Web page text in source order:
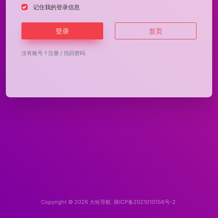
记住我的登录信息
登录 首页
没有账号？ 注册 / 找回密码
Copyright © 2026 大哈导航 陕ICP备2021010156号-2